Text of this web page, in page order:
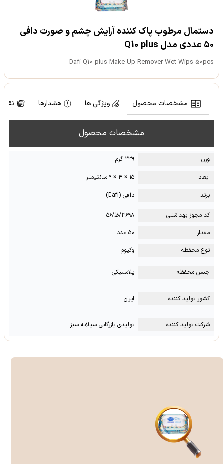
دستمال مرطوب پاک کننده آرایش چشم و صورت دافی
۵۰ عددی مدل Q10 plus
Dafi Q10 plus Make Up Remover Wet Wips 50pcs
مشخصات محصول ویژگی ها هشدارها نقد
مشخصات محصول
وزن
۲۳۹ گرم
ابعاد
۱۵ × ۴ × ۹ سانتیمتر
برند
دافی (Dafi)
کد مجوز بهداشتی
۳۶۹۸/ظ/۵۶
مقدار
۵۰ عدد
نوع محفظه
وکیوم
جنس محفظه پلاستیکی
کشور تولید کننده ایران
شرکت تولید کننده تولیدی بازرگانی سیلانه سبز